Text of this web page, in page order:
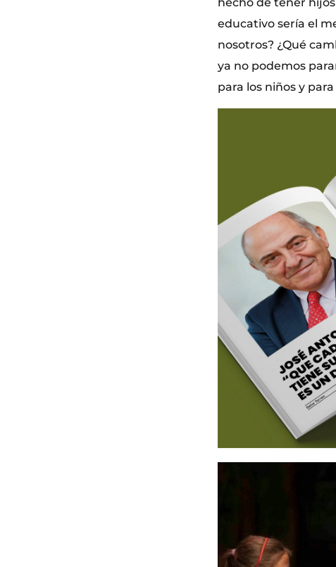
educativo sería el
nosotros? ¿Qué
ya no podemos
para los niños y